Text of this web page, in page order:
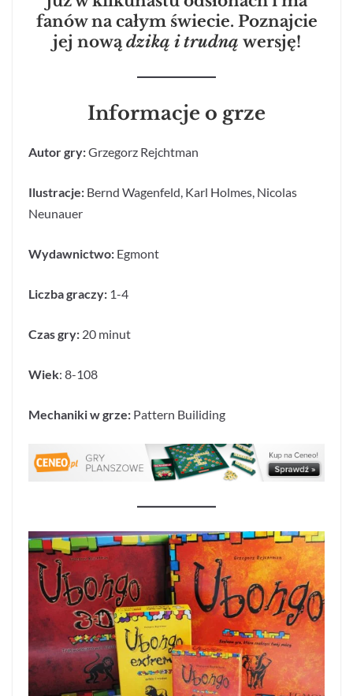
fanów na całym świecie. Poznajcie
jej nową dziką i trudną wersję!
Informacje o grze
Autor gry:Grzegorz Rejchtman
Ilustracje: Bernd Wagenfeld, Karl Holmes, Nicolas
Neunauer
Wydawnictwo: Egmont
Liczba graczy: 1-4
Czas gry: 20 minut
Wiek: 8-108
Mechaniki w grze: Pattern Builiding